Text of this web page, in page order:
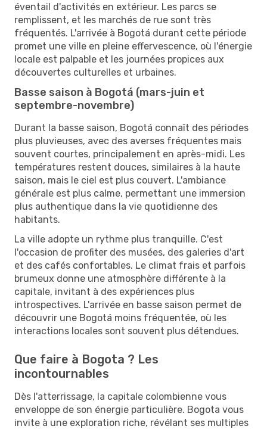
éventail d'activités en extérieur. Les parcs se
remplissent, et les marchés de rue sont très
fréquentés. L'arrivée à Bogotá durant cette période
promet une ville en pleine effervescence, où l'énergie
locale est palpable et les journées propices aux
découvertes culturelles et urbaines.
Basse saison à Bogotá (mars-juin et
septembre-novembre)
Durant la basse saison, Bogotá connaît des périodes
plus pluvieuses, avec des averses fréquentes mais
souvent courtes, principalement en après-midi. Les
températures restent douces, similaires à la haute
saison, mais le ciel est plus couvert. L'ambiance
générale est plus calme, permettant une immersion
plus authentique dans la vie quotidienne des
habitants.
La ville adopte un rythme plus tranquille. C'est
l'occasion de profiter des musées, des galeries d'art
et des cafés confortables. Le climat frais et parfois
brumeux donne une atmosphère différente à la
capitale, invitant à des expériences plus
introspectives. L'arrivée en basse saison permet de
découvrir une Bogotá moins fréquentée, où les
interactions locales sont souvent plus détendues.
Que faire à Bogota ? Les
incontournables
Dès l'atterrissage, la capitale colombienne vous
enveloppe de son énergie particulière. Bogota vous
invite à une exploration riche, révélant ses multiples